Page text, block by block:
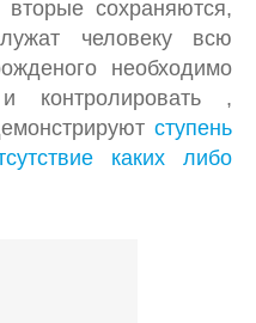
сохраняются,
человеку всю
необходимо
контролировать ,
ступень
каких либо